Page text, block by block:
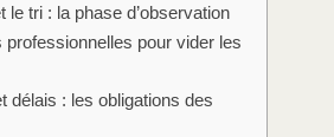
le tri : la phase d’observation
professionnelles pour vider les
délais : les obligations des